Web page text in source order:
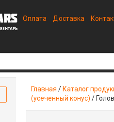
Оплата Доставка
Главная / Каталог
(усеченный конус) /